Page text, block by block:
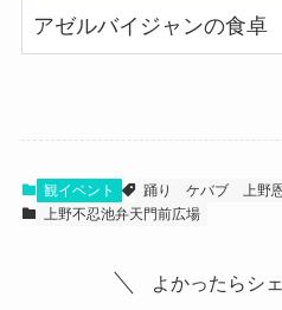
アゼルバイジャンの食卓
観イベント 踊り ケバブ 上野
上野不忍池弁天門前広場
よかったらシ